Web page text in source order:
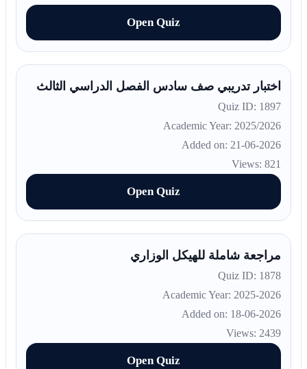
Open Quiz
اختبار تدريبي صف سادس الفصل الدراسي الثالث
Quiz ID: 1897
Academic Year: 2025/2026
Added on: 21-06-2026
Views: 821
Open Quiz
مراجعة شاملة للهيكل الوزاري
Quiz ID: 1878
Academic Year: 2025-2026
Added on: 18-06-2026
Views: 2439
Open Quiz